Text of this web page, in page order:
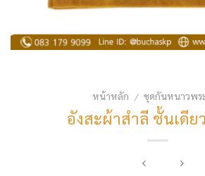
หน้าหลัก / ชุดกันหนาวพร
อังสะผ้าสำลี ชั้นเดีย